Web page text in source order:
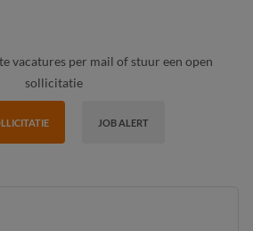
vacatures per mail of stuur een open
sollicitatie
JOB ALERT